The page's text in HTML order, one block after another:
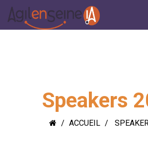
Speakers
ACCUEIL